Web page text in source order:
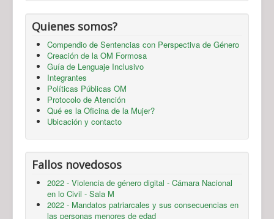
Quienes somos?
Compendio de Sentencias con Perspectiva de Género
Creación de la OM Formosa
Guía de Lenguaje Inclusivo
Integrantes
Políticas Públicas OM
Protocolo de Atención
Qué es la Oficina de la Mujer?
Ubicación y contacto
Fallos novedosos
2022 - Violencia de género digital - Cámara Nacional
en lo Civil - Sala M
2022 - Mandatos patriarcales y sus consecuencias en
las personas menores de edad